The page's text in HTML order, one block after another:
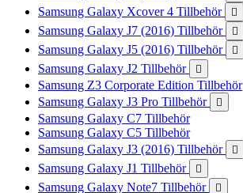
Samsung Galaxy Xcover 4 Tillbehör 
Samsung Galaxy J7 (2016) Tillbehör 
Samsung Galaxy J5 (2016) Tillbehör 
Samsung Galaxy J2 Tillbehör 
Samsung Z3 Corporate Edition Tillbehör
Samsung Galaxy J3 Pro Tillbehör

Samsung Galaxy C7 Tillbehör
Samsung Galaxy C5 Tillbehör
Samsung Galaxy J3 (2016) Tillbehör

Samsung Galaxy J1 Tillbehör 
Samsung Galaxy Note7 Tillbehör 